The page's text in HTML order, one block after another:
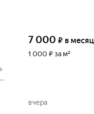
7 000 ₽ в месяц
1 000 ₽ за м²
вчера